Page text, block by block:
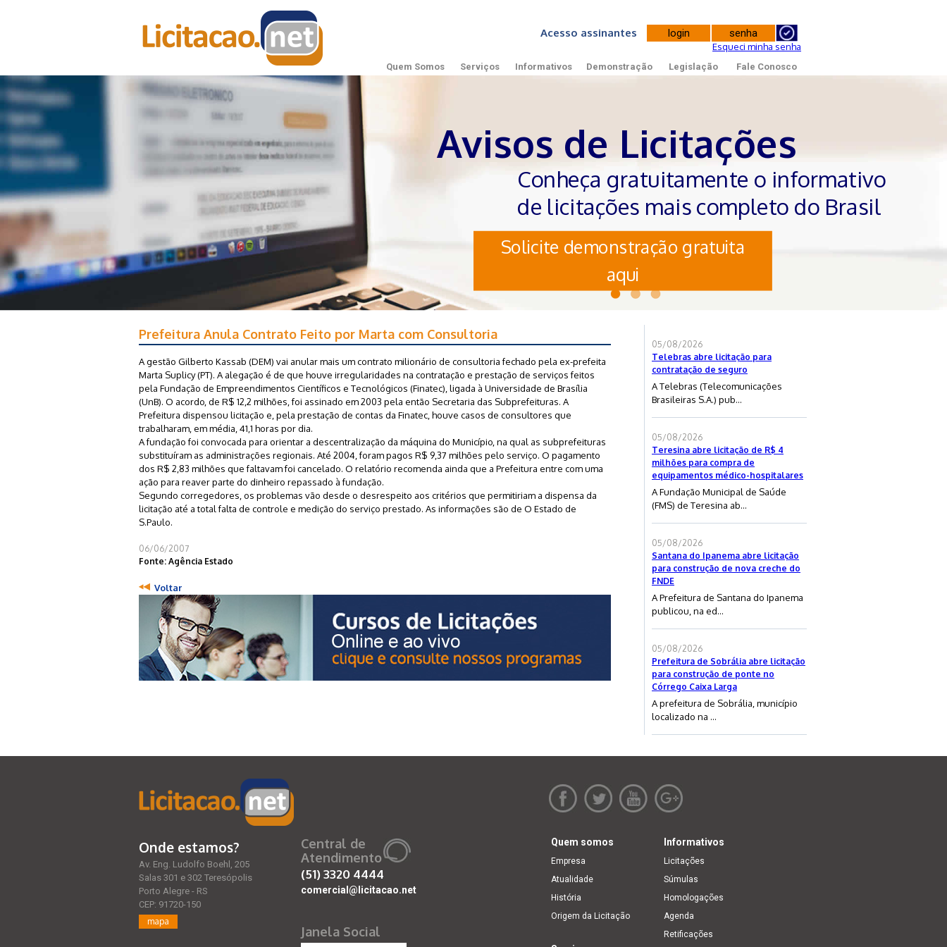
Acesso assinantes
Esqueci minha senha
Quem Somos Serviços Informativos Demonstração Legislação Fale Conosco
Avisos de Licitações
Conheça gratuitamente o informativo
de licitações mais completo do Brasil
Solicite demonstração gratuita
aqui
Prefeitura Anula Contrato Feito por Marta com Consultoria
A gestão Gilberto Kassab (DEM) vai anular mais um contrato milionário de consultoria fechado pela ex-prefeita
Marta Suplicy (PT). A alegação é de que houve irregularidades na contratação e prestação de serviços feitos
pela Fundação de Empreendimentos Científicos e Tecnológicos (Finatec), ligada à Universidade de Brasília
(UnB). O acordo, de R$ 12,2 milhões, foi assinado em 2003 pela então Secretaria das Subprefeituras. A
Prefeitura dispensou licitação e, pela prestação de contas da Finatec, houve casos de consultores que
trabalharam, em média, 41,1 horas por dia.
A fundação foi convocada para orientar a descentralização da máquina do Município, na qual as subprefeituras
substituíram as administrações regionais. Até 2004, foram pagos R$ 9,37 milhões pelo serviço. O pagamento
dos R$ 2,83 milhões que faltavam foi cancelado. O relatório recomenda ainda que a Prefeitura entre com uma
ação para reaver parte do dinheiro repassado à fundação.
Segundo corregedores, os problemas vão desde o desrespeito aos critérios que permitiriam a dispensa da
licitação até a total falta de controle e medição do serviço prestado. As informações são de O Estado de
S.Paulo.
06/06/2007
Fonte: Agência Estado
Voltar
05/08/2026
Telebras abre licitação para
contratação de seguro
A Telebras (Telecomunicações
Brasileiras S.A.) pub...
05/08/2026
Teresina abre licitação de R$ 4
milhões para compra de
equipamentos médico-hospitalares
A Fundação Municipal de Saúde
(FMS) de Teresina ab...
05/08/2026
Santana do Ipanema abre licitação
para construção de nova creche do
FNDE
A Prefeitura de Santana do Ipanema
publicou, na ed...
05/08/2026
Prefeitura de Sobrália abre licitação
para construção de ponte no
Córrego Caixa Larga
A prefeitura de Sobrália, município
localizado na ...
Onde estamos?
Av. Eng. Ludolfo Boehl, 205
Salas 301 e 302 Teresópolis
Porto Alegre - RS
CEP: 91720-150
mapa
Central de
Atendimento
(51)3320 4444
comercial@licitacao.net
Janela Social
Quem somos
Empresa
Atualidade
História
Origem da Licitação
Informativos
Licitações
Súmulas
Homologações
Agenda
Retificações